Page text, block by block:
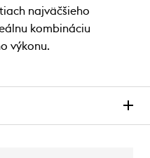
najväčšieho
kombináciu
výkonu.